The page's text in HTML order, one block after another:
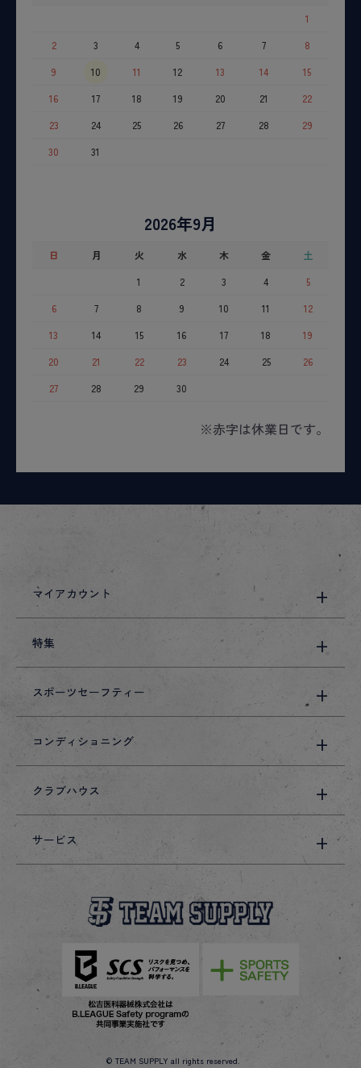
1
2
3 4 5 6 7
8
9
10 11 12 13 14
15
16
17 18 19 20 21
22
23
24 25 26 27 28
29
30
31
2026年9月
日 月 火 水 木 金
土
1
2 3 4
5
6
7 8 9 10 11
12
13
14 15 16 17 18
19
20
21 22 23 24 25
26
27
28 29 30
※赤字は休業日です。
マイアカウント
特集
スポーツセーフティー
コンディショニング
クラブハウス
サービス
© TEAM SUPPLY all rights reserved.